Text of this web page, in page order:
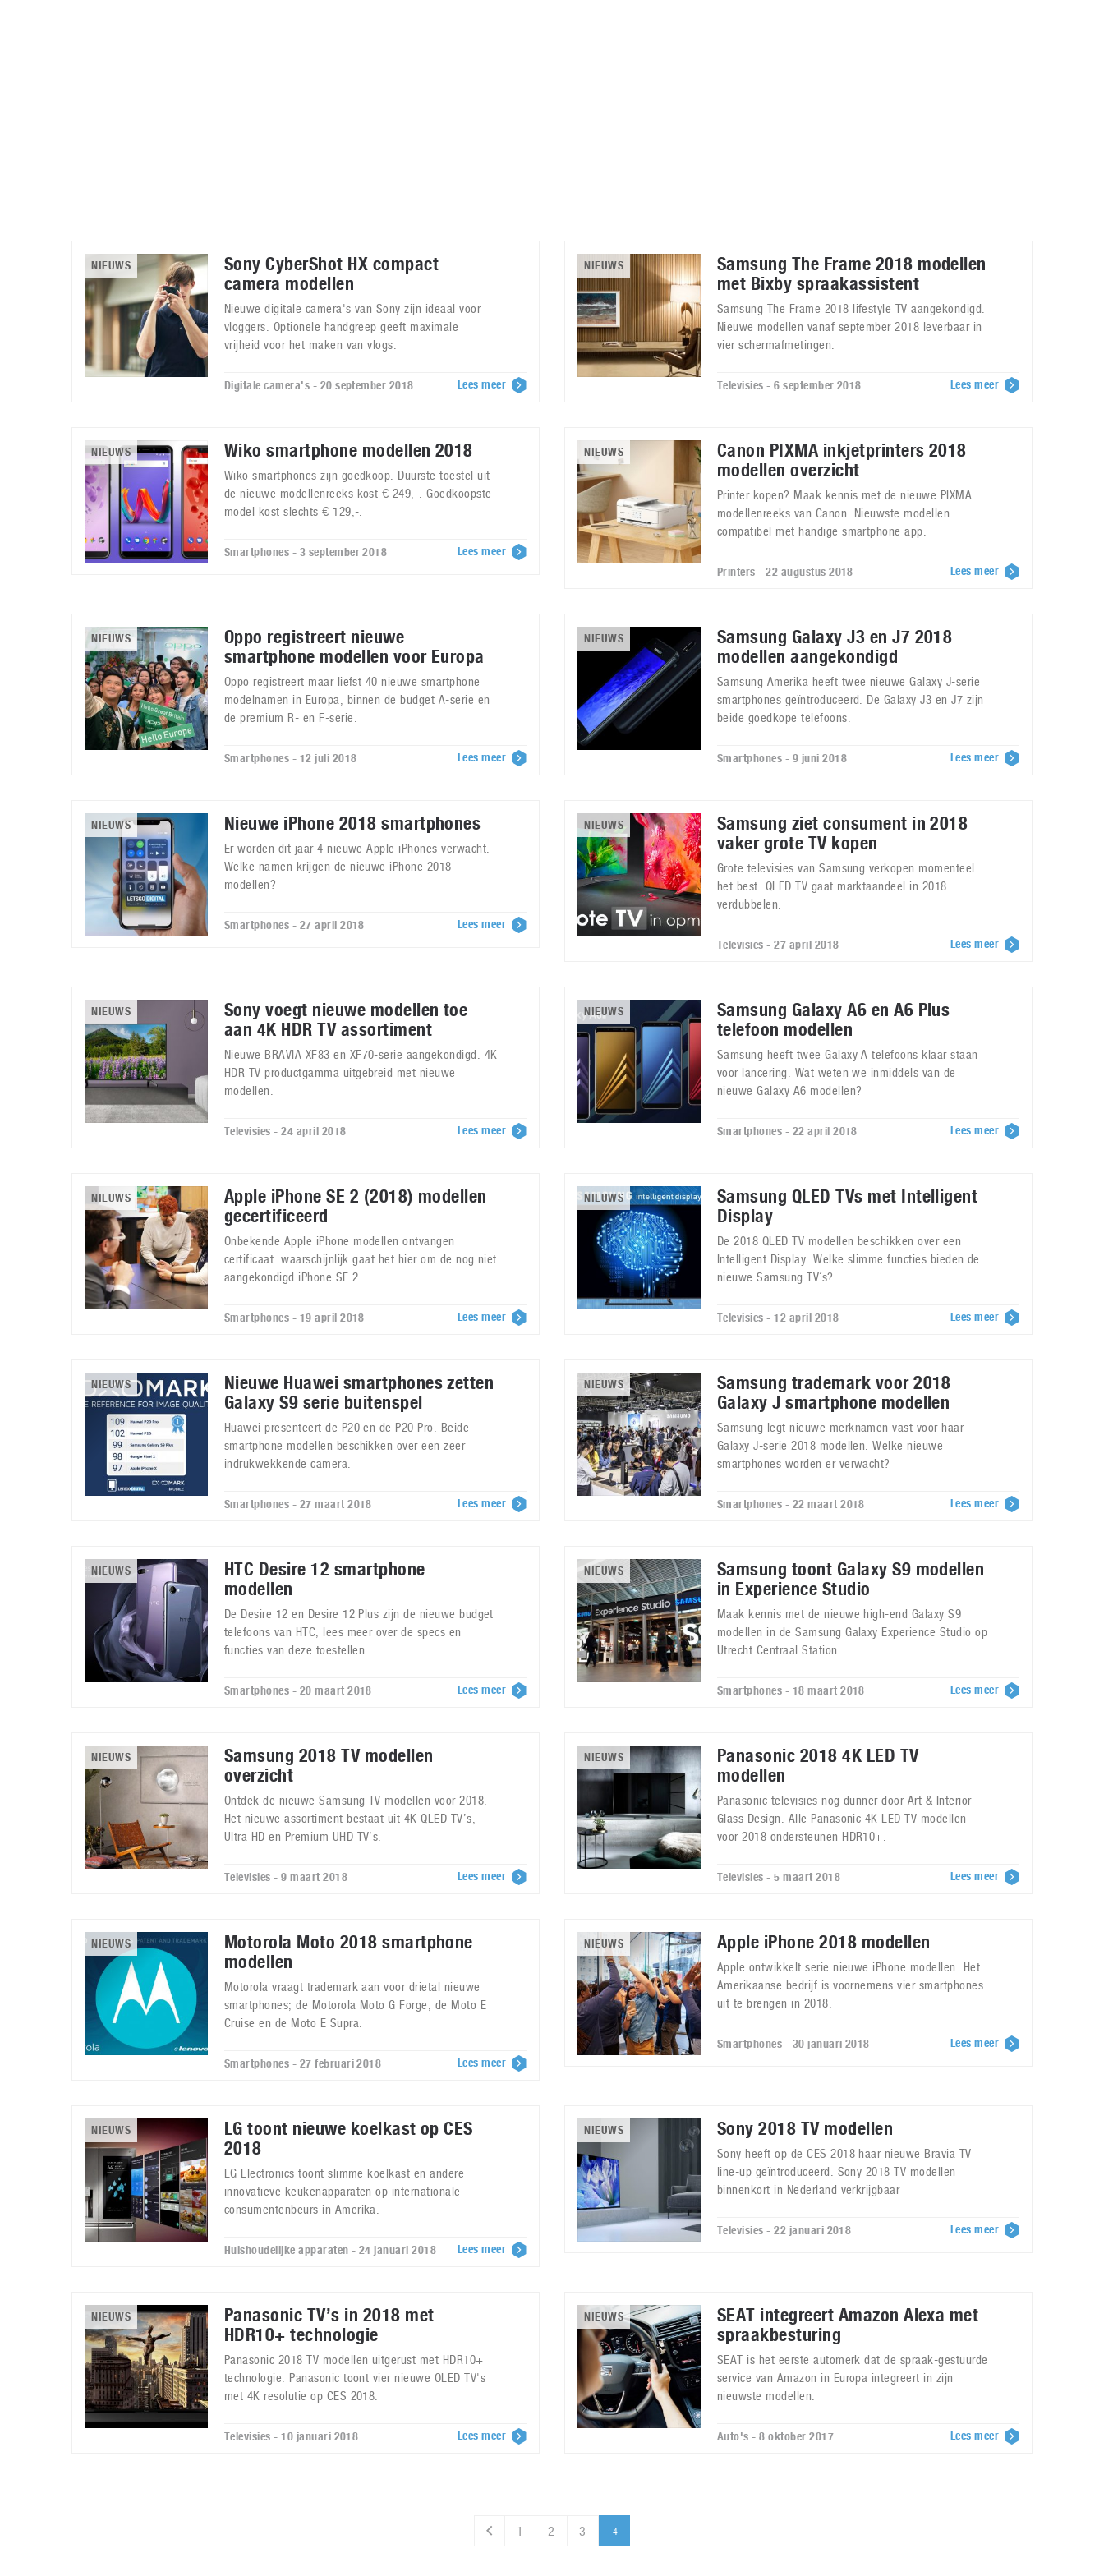
NIEUWS
Sony CyberShot HX compact
camera modellen
Nieuwe digitale camera's van Sony zijn ideaal voor
vloggers. Optionele handgreep geeft maximale
vrijheid voor het maken van vlogs.
Digitale camera's - 20 september 2018 Lees meer
NIEUWS
Samsung The Frame 2018 modellen
met Bixby spraakassistent
Samsung The Frame 2018 lifestyle TV aangekondigd.
Nieuwe modellen vanaf september 2018 leverbaar in
vier schermafmetingen.
Televisies - 6 september 2018 Lees meer
NIEUWS Wiko smartphone modellen 2018
Wiko smartphones zijn goedkoop. Duurste toestel uit
de nieuwe modellenreeks kost € 249,-. Goedkoopste
model kost slechts € 129,-.
Smartphones - 3 september 2018 Lees meer
NIEUWS
Canon PIXMA inkjetprinters 2018
modellen overzicht
Printer kopen? Maak kennis met de nieuwe PIXMA
modellenreeks van Canon. Nieuwste modellen
compatibel met handige smartphone app.
Printers - 22 augustus 2018 Lees meer
NIEUWS
Oppo registreert nieuwe
smartphone modellen voor Europa
Oppo registreert maar liefst 40 nieuwe smartphone
modelnamen in Europa, binnen de budget A-serie en
de premium R- en F-serie.
Smartphones - 12 juli 2018 Lees meer
NIEUWS
Samsung Galaxy J3 en J7 2018
modellen aangekondigd
Samsung Amerika heeft twee nieuwe Galaxy J-serie
smartphones geïntroduceerd. De Galaxy J3 en J7 zijn
beide goedkope telefoons.
Smartphones - 9 juni 2018 Lees meer
NIEUWS Nieuwe iPhone 2018 smartphones
Er worden dit jaar 4 nieuwe Apple iPhones verwacht.
Welke namen krijgen de nieuwe iPhone 2018
modellen?
Smartphones - 27 april 2018 Lees meer
NIEUWS
Samsung ziet consument in 2018
vaker grote TV kopen
Grote televisies van Samsung verkopen momenteel
het best. QLED TV gaat marktaandeel in 2018
verdubbelen.
Televisies - 27 april 2018 Lees meer
NIEUWS
Sony voegt nieuwe modellen toe
aan 4K HDR TV assortiment
Nieuwe BRAVIA XF83 en XF70-serie aangekondigd. 4K
HDR TV productgamma uitgebreid met nieuwe
modellen.
Televisies - 24 april 2018 Lees meer
NIEUWS
Samsung Galaxy A6 en A6 Plus
telefoon modellen
Samsung heeft twee Galaxy A telefoons klaar staan
voor lancering. Wat weten we inmiddels van de
nieuwe Galaxy A6 modellen?
Smartphones - 22 april 2018 Lees meer
NIEUWS
Apple iPhone SE 2 (2018) modellen
gecertificeerd
Onbekende Apple iPhone modellen ontvangen
certificaat. waarschijnlijk gaat het hier om de nog niet
aangekondigd iPhone SE 2.
Smartphones - 19 april 2018 Lees meer
NIEUWS
Samsung QLED TVs met Intelligent
Display
De 2018 QLED TV modellen beschikken over een
Intelligent Display. Welke slimme functies bieden de
nieuwe Samsung TV´s?
Televisies - 12 april 2018 Lees meer
NIEUWS
Nieuwe Huawei smartphones zetten
Galaxy S9 serie buitenspel
Huawei presenteert de P20 en de P20 Pro. Beide
smartphone modellen beschikken over een zeer
indrukwekkende camera.
Smartphones - 27 maart 2018 Lees meer
NIEUWS
Samsung trademark voor 2018
Galaxy J smartphone modellen
Samsung legt nieuwe merknamen vast voor haar
Galaxy J-serie 2018 modellen. Welke nieuwe
smartphones worden er verwacht?
Smartphones - 22 maart 2018 Lees meer
NIEUWS
HTC Desire 12 smartphone
modellen
De Desire 12 en Desire 12 Plus zijn de nieuwe budget
telefoons van HTC, lees meer over de specs en
functies van deze toestellen.
Smartphones - 20 maart 2018 Lees meer
NIEUWS
Samsung toont Galaxy S9 modellen
in Experience Studio
Maak kennis met de nieuwe high-end Galaxy S9
modellen in de Samsung Galaxy Experience Studio op
Utrecht Centraal Station.
Smartphones - 18 maart 2018 Lees meer
NIEUWS
Samsung 2018 TV modellen
overzicht
Ontdek de nieuwe Samsung TV modellen voor 2018.
Het nieuwe assortiment bestaat uit 4K QLED TV’s,
Ultra HD en Premium UHD TV’s.
Televisies - 9 maart 2018 Lees meer
NIEUWS
Panasonic 2018 4K LED TV
modellen
Panasonic televisies nog dunner door Art & Interior
Glass Design. Alle Panasonic 4K LED TV modellen
voor 2018 ondersteunen HDR10+.
Televisies - 5 maart 2018 Lees meer
NIEUWS
Motorola Moto 2018 smartphone
modellen
Motorola vraagt trademark aan voor drietal nieuwe
smartphones; de Motorola Moto G Forge, de Moto E
Cruise en de Moto E Supra.
Smartphones - 27 februari 2018 Lees meer
NIEUWS Apple iPhone 2018 modellen
Apple ontwikkelt serie nieuwe iPhone modellen. Het
Amerikaanse bedrijf is voornemens vier smartphones
uit te brengen in 2018.
Smartphones - 30 januari 2018 Lees meer
NIEUWS
LG toont nieuwe koelkast op CES
2018
LG Electronics toont slimme koelkast en andere
innovatieve keukenapparaten op internationale
consumentenbeurs in Amerika.
Huishoudelijke apparaten - 24 januari 2018 Lees meer
NIEUWS Sony 2018 TV modellen
Sony heeft op de CES 2018 haar nieuwe Bravia TV
line-up geïntroduceerd. Sony 2018 TV modellen
binnenkort in Nederland verkrijgbaar
Televisies - 22 januari 2018 Lees meer
NIEUWS
Panasonic TV’s in 2018 met
HDR10+ technologie
Panasonic 2018 TV modellen uitgerust met HDR10+
technologie. Panasonic toont vier nieuwe OLED TV's
met 4K resolutie op CES 2018.
Televisies - 10 januari 2018 Lees meer
NIEUWS
SEAT integreert Amazon Alexa met
spraakbesturing
SEAT is het eerste automerk dat de spraak-gestuurde
service van Amazon in Europa integreert in zijn
nieuwste modellen.
Auto's - 8 oktober 2017 Lees meer
1 2 3 4